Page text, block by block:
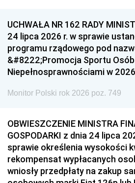
UCHWAŁA NR 162 RADY
24 lipca 2026 r. w sprawie
programu rządowego pod
&#8222;Promocja Sportu
Niepełnosprawnościami w
Monitor Polski rok 2026 poz. 749
OBWIESZCZENIE MINISTRA
GOSPODARKI z dnia 24 lipca
sprawie określenia wysokości
rekompensat wypłacanych
wniosły przedpłaty na zakup